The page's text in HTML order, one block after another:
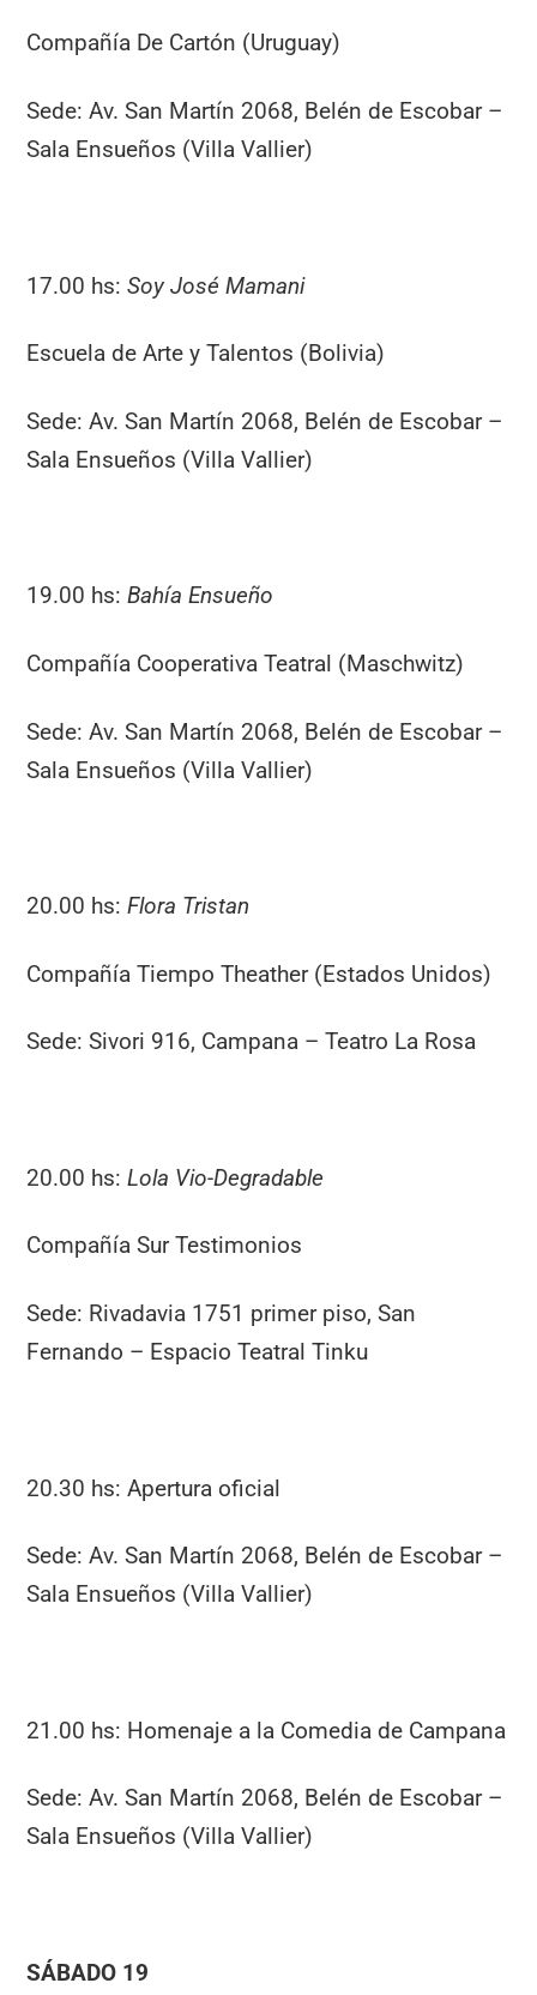
Compañía De Cartón (Uruguay)
Sede: Av. San Martín 2068, Belén de Escobar –
Sala Ensueños (Villa Vallier)
17.00 hs:Soy José Mamani
Escuela de Arte y Talentos (Bolivia)
Sede: Av. San Martín 2068, Belén de Escobar –
Sala Ensueños (Villa Vallier)
19.00 hs:Bahía Ensueño
Compañía Cooperativa Teatral (Maschwitz)
Sede: Av. San Martín 2068, Belén de Escobar –
Sala Ensueños (Villa Vallier)
20.00 hs:Flora Tristan
Compañía Tiempo Theather (Estados Unidos)
Sede: Sivori 916, Campana – Teatro La Rosa
20.00 hs:Lola Vio-Degradable
Compañía Sur Testimonios
Sede: Rivadavia 1751 primer piso, San
Fernando – Espacio Teatral Tinku
20.30 hs: Apertura oficial
Sede: Av. San Martín 2068, Belén de Escobar –
Sala Ensueños (Villa Vallier)
21.00 hs: Homenaje a la Comedia de Campana
Sede: Av. San Martín 2068, Belén de Escobar –
Sala Ensueños (Villa Vallier)
SÁBADO 19